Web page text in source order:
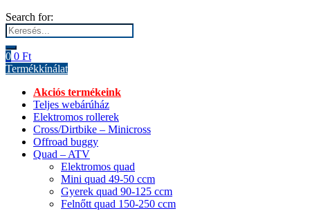
Search for:
0 0 Ft
Termékkínálat
Akciós termékeink
Teljes webárúház
Elektromos rollerek
Cross/Dirtbike – Minicross
Offroad buggy
Quad – ATV
Elektromos quad
Mini quad 49-50 ccm
Gyerek quad 90-125 ccm
Felnőtt quad 150-250 ccm